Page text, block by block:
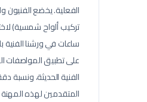
الفعلية.يخضع الفنيون
ساعات في ورشنا الفنية
على تطبيق المواصفات
الفنية الحديثة، ونسبة
المتقدمين لهذه